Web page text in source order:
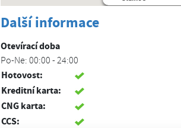
Další informace
Otevírací doba
Po-Ne: 00:00 - 24:00
Hotovost:
Kreditní karta:
CNG karta:
CCS: